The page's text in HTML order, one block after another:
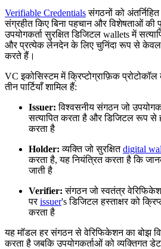
Verifiable Credentialsसंगठनों को
संग्रहीत किए बिना पहचान और विशेषताओं की
उपयोगकर्ता सुरक्षित डिजिटल wallets में
और प्रत्येक लेनदेन के लिए चुनिंदा रूप से केवल
करते हैं।
VC इकोसिस्टम में क्रिप्टोग्राफ़िक
तीन पार्टियाँ शामिल हैं:
Issuer: विश्वसनीय संगठन जो
सत्यापित करता है और डिजिटल रूप से
करता है
Holder: व्यक्ति जो सुरक्षितdigital
करता है, यह नियंत्रित करता है कि
जाती है
Verifier: संगठन जो स्वतंत्र
परissuer's डिजिटल हस्ताक्षर को
करता है
यह मॉडल हर संगठन से वेरिफिकेशन का बोझ
करता है जबकि उपयोगकर्ताओं को व्यक्तिगत